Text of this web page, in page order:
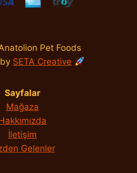
Pet Foods
SETA Creative
Sayfalar
Mağaza
İletişim
Gelenler